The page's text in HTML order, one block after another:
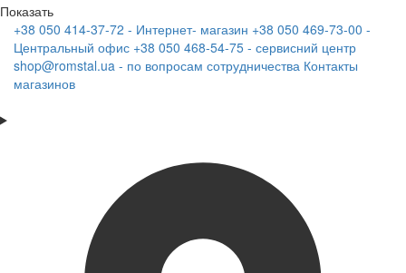
Показать
+38 050 414-37-72 - Интернет- магазин +38 050 469-73-00 -
Центральный офис +38 050 468-54-75 - сервисний центр
shop@romstal.ua - по вопросам сотрудничества Контакты
магазинов